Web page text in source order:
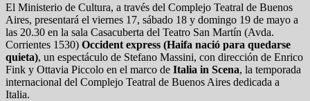
El Ministerio de Cultura, a través del Complejo Teatral de Buenos
Aires, presentará el viernes 17, sábado 18 y domingo 19 de mayo a
las 20.30 en la sala Casacuberta del Teatro San Martín (Avda.
Corrientes 1530) Occident express (Haifa nació para quedarse
quieta), un espectáculo de Stefano Massini, con dirección de Enrico
Fink y Ottavia Piccolo en el marco de Italia in Scena, la temporada
internacional del Complejo Teatral de Buenos Aires dedicada a
Italia.